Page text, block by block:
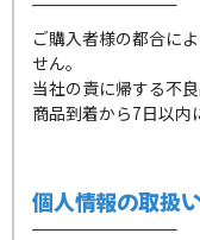
ご購入者様の都合に
せん。
当社の責に帰する不
商品到着から7日以内
個人情報の取扱